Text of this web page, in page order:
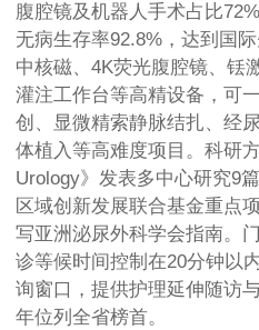
腹腔镜及机器人手术占比
无病生存率92.8%，达到国
中核磁、4K荧光腹腔镜、铥
灌注工作台等高精设备，可
创、显微精索静脉结扎、经
体植入等高难度项目。科研
Urology》发表多中心研究9
区域创新发展联合基金重点
写亚洲泌尿外科学会指南。
诊等候时间控制在20分钟以
询窗口，提供护理延伸随访
年位列全省榜首。